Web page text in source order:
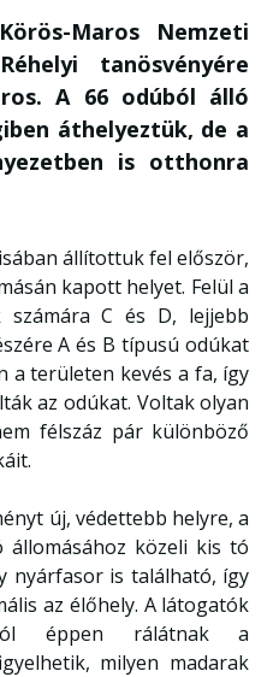
Maros Nemzeti
tanösvényére
A 66 odúból álló
áthelyeztük, de a
is otthonra
állítottuk fel először,
kapott helyet. Felül a
számára C és D, lejjebb
A és B típusú odúkat
a területen kevés a fa, így
az odúkat. Voltak olyan
félszáz pár különböző
új, védettebb helyre, a
állomásához közeli kis tó
nyárfasor is található, így
az élőhely. A látogatók
éppen rálátnak a
milyen madarak